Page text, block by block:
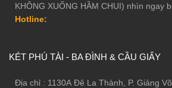
KHÔNG XUỐNG HẦM CHUI) nhìn ngay
Hotline:
KÉT PHÚ TÀI - BA ĐÌNH & CẦU GIẤY
Địa chỉ : 1130A Đê La Thành, P. Giảng